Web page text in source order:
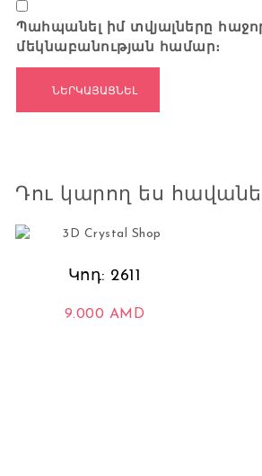
Պահպանել իմ տվյալները
մեկնաբանության համար։
Դու կարող ես հավանել
Կոդ: 2611
9.000 AMD